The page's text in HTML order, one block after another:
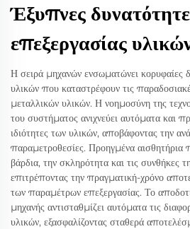
Έξυπνες
επεξεργασίας
Η σειρά μηχανών ενσωματώνει κορυφαίες
υλικών που καταστρέφουν τις
μεταλλικών υλικών. Η νοημοσύνη της
του συστήματος ανιχνεύει αυτόματα και
ιδιότητες των υλικών, αποβάφοντας την
παραμετροθεσίες. Προηγμένα αισθητήρια
βάρδια, την σκληρότητα και τις συνθήκες
επιτρέποντας την πραγματική-χρόνο
των παραμέτρων επεξεργασίας. Το
μηχανής αντισταθμίζει αυτόματα τις
υλικών, εξασφαλίζοντας σταθερά